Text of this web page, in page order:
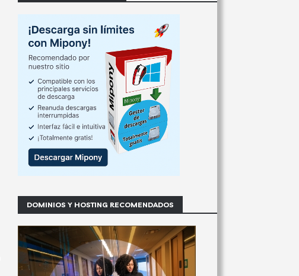
DOMINIOS Y HOSTING RECOMENDADOS